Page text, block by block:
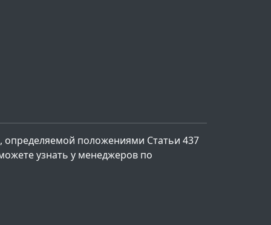
положениями Статьи 437
узнать у менеджеров по